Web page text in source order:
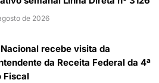
de 2026
Nacional recebe visita da
da Receita Federal da 4ª
Fiscal